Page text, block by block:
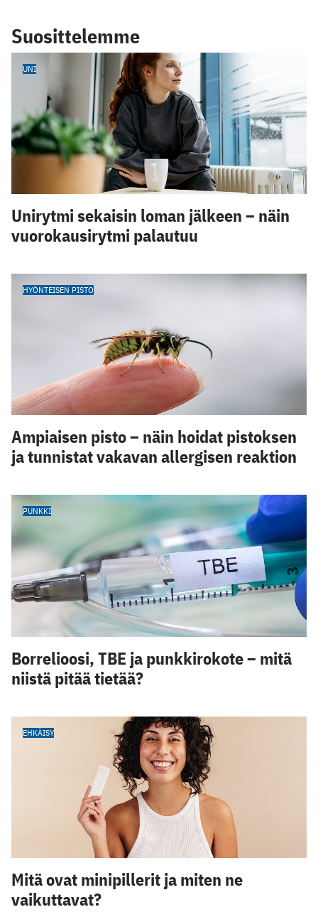
Suosittelemme
UNI
Unirytmi sekaisin loman jälkeen – näin
vuorokausirytmi palautuu
HYÖNTEISEN PISTO
Ampiaisen pisto – näin hoidat pistoksen
ja tunnistat vakavan allergisen reaktion
PUNKKI
Borrelioosi, TBE ja punkkirokote – mitä
niistä pitää tietää?
EHKÄISY
Mitä ovat minipillerit ja miten ne
vaikuttavat?